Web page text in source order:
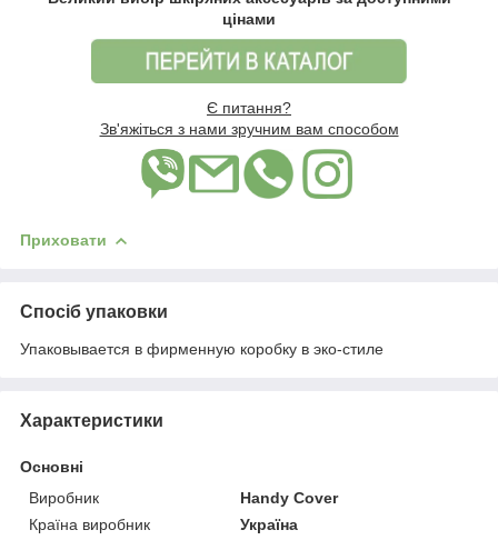
цінами
Є питання?
Зв'яжіться з нами зручним вам способом
Приховати
Спосіб упаковки
Упаковывается в фирменную коробку в эко-стиле
Характеристики
Основні
Виробник
Handy Cover
Країна виробник
Україна